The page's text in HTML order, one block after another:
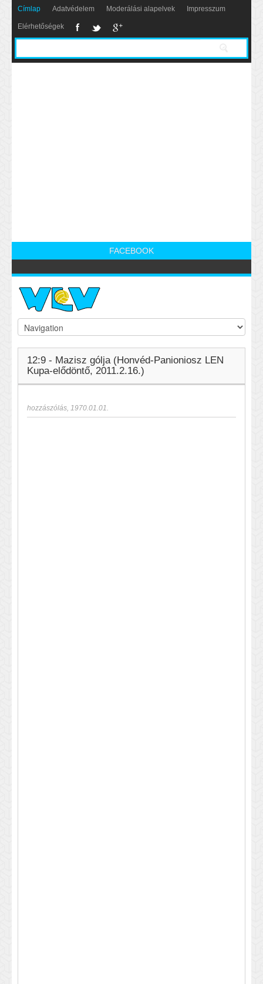
Címlap Adatvédelem Moderálási alapelvek Impresszum
Elérhetőségek
FACEBOOK
12:9 - Mazisz gólja (Honvéd-Panioniosz LEN
Kupa-elődöntő, 2011.2.16.)
hozzászólás, 1970.01.01.